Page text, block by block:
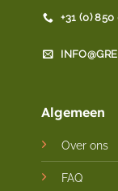
+31 (0)
Algemeen
Over ons
FAQ